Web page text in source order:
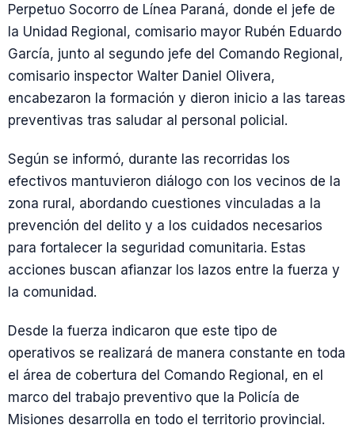
Perpetuo Socorro de Línea Paraná, donde el jefe de
la Unidad Regional, comisario mayor Rubén Eduardo
García, junto al segundo jefe del Comando Regional,
comisario inspector Walter Daniel Olivera,
encabezaron la formación y dieron inicio a las tareas
preventivas tras saludar al personal policial.
Según se informó, durante las recorridas los
efectivos mantuvieron diálogo con los vecinos de la
zona rural, abordando cuestiones vinculadas a la
prevención del delito y a los cuidados necesarios
para fortalecer la seguridad comunitaria. Estas
acciones buscan afianzar los lazos entre la fuerza y
la comunidad.
Desde la fuerza indicaron que este tipo de
operativos se realizará de manera constante en toda
el área de cobertura del Comando Regional, en el
marco del trabajo preventivo que la Policía de
Misiones desarrolla en todo el territorio provincial.